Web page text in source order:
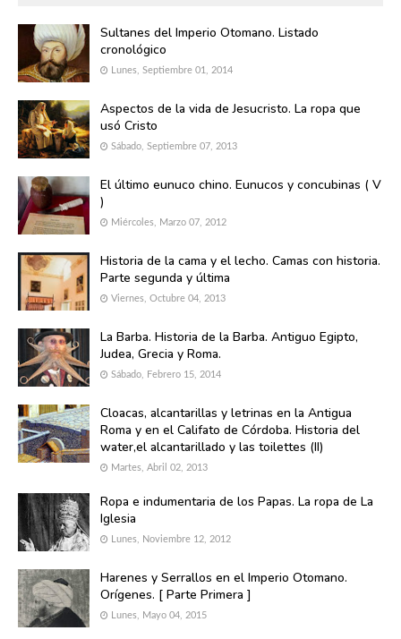
Sultanes del Imperio Otomano. Listado
cronológico
Lunes, Septiembre 01, 2014
Aspectos de la vida de Jesucristo. La ropa que
usó Cristo
Sábado, Septiembre 07, 2013
El último eunuco chino. Eunucos y concubinas ( V
)
Miércoles, Marzo 07, 2012
Historia de la cama y el lecho. Camas con historia.
Parte segunda y última
Viernes, Octubre 04, 2013
La Barba. Historia de la Barba. Antiguo Egipto,
Judea, Grecia y Roma.
Sábado, Febrero 15, 2014
Cloacas, alcantarillas y letrinas en la Antigua
Roma y en el Califato de Córdoba. Historia del
water,el alcantarillado y las toilettes (II)
Martes, Abril 02, 2013
Ropa e indumentaria de los Papas. La ropa de La
Iglesia
Lunes, Noviembre 12, 2012
Harenes y Serrallos en el Imperio Otomano.
Orígenes. [ Parte Primera ]
Lunes, Mayo 04, 2015